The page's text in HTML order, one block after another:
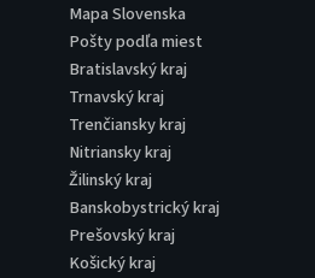
Mapa Slovenska
Pošty podľa miest
Bratislavský kraj
Trnavský kraj
Trenčiansky kraj
Nitriansky kraj
Žilinský kraj
Banskobystrický kraj
Prešovský kraj
Košický kraj